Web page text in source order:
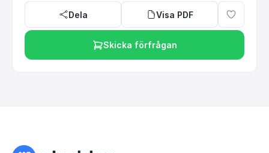
Dela Visa PDF
Skicka förfrågan